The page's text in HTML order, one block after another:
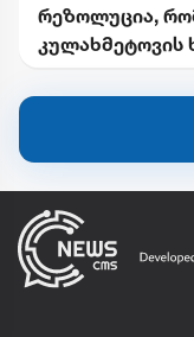
რეზოლუცია,
კულახმეტოვის